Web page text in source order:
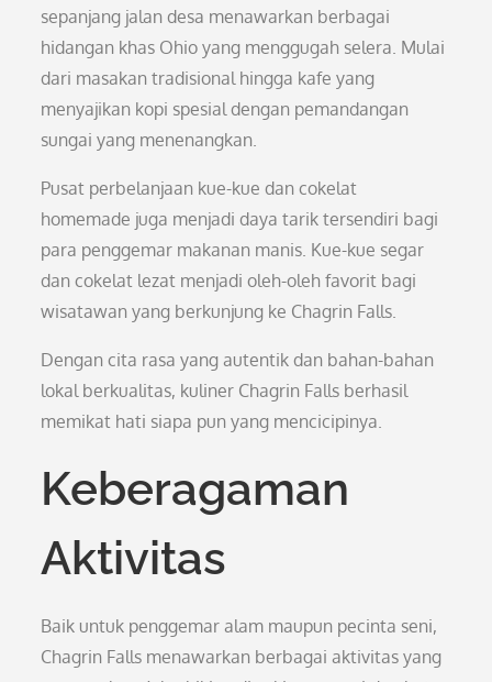
sepanjang jalan desa menawarkan berbagai
hidangan khas Ohio yang menggugah selera. Mulai
dari masakan tradisional hingga kafe yang
menyajikan kopi spesial dengan pemandangan
sungai yang menenangkan.
Pusat perbelanjaan kue-kue dan cokelat
homemade juga menjadi daya tarik tersendiri bagi
para penggemar makanan manis. Kue-kue segar
dan cokelat lezat menjadi oleh-oleh favorit bagi
wisatawan yang berkunjung ke Chagrin Falls.
Dengan cita rasa yang autentik dan bahan-bahan
lokal berkualitas, kuliner Chagrin Falls berhasil
memikat hati siapa pun yang mencicipinya.
Keberagaman
Aktivitas
Baik untuk penggemar alam maupun pecinta seni,
Chagrin Falls menawarkan berbagai aktivitas yang